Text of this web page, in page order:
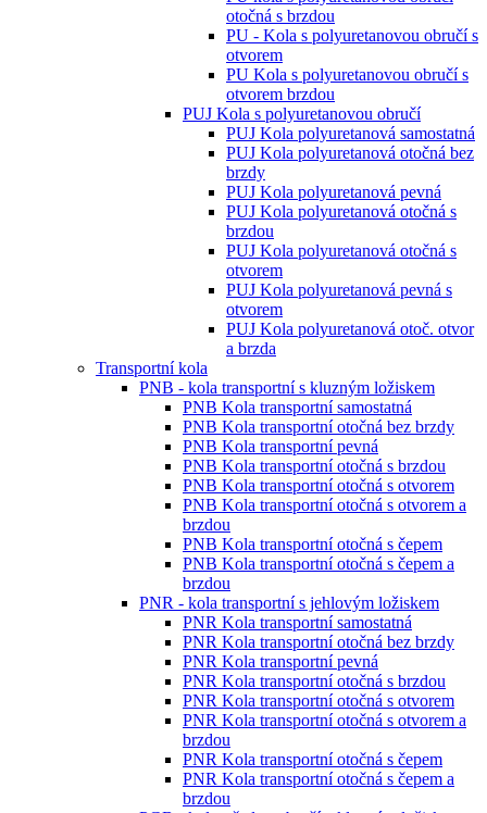
otočná s brzdou
PU - Kola s polyuretanovou obručí s
otvorem
PU Kola s polyuretanovou obručí s
otvorem brzdou
PUJ Kola s polyuretanovou obručí
PUJ Kola polyuretanová samostatná
PUJ Kola polyuretanová otočná bez
brzdy
PUJ Kola polyuretanová pevná
PUJ Kola polyuretanová otočná s
brzdou
PUJ Kola polyuretanová otočná s
otvorem
PUJ Kola polyuretanová pevná s
otvorem
PUJ Kola polyuretanová otoč. otvor
a brzda
Transportní kola
PNB - kola transportní s kluzným ložiskem
PNB Kola transportní samostatná
PNB Kola transportní otočná bez brzdy
PNB Kola transportní pevná
PNB Kola transportní otočná s brzdou
PNB Kola transportní otočná s otvorem
PNB Kola transportní otočná s otvorem a
brzdou
PNB Kola transportní otočná s čepem
PNB Kola transportní otočná s čepem a
brzdou
PNR - kola transportní s jehlovým ložiskem
PNR Kola transportní samostatná
PNR Kola transportní otočná bez brzdy
PNR Kola transportní pevná
PNR Kola transportní otočná s brzdou
PNR Kola transportní otočná s otvorem
PNR Kola transportní otočná s otvorem a
brzdou
PNR Kola transportní otočná s čepem
PNR Kola transportní otočná s čepem a
brzdou